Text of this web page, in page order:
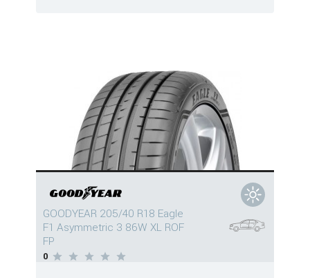
GOODYEAR 205/40 R18 Eagle
F1 Asymmetric 3 86W XL ROF
FP
0